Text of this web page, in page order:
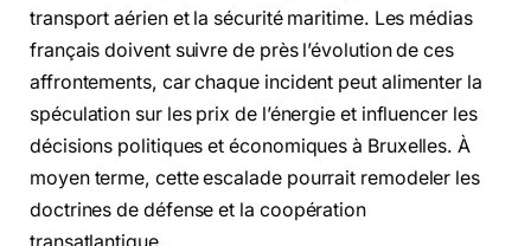
transport aérien et la sécurité maritime. Les médias
français doivent suivre de près l’évolution de ces
affrontements, car chaque incident peut alimenter la
spéculation sur les prix de l’énergie et influencer les
décisions politiques et économiques à Bruxelles. À
moyen terme, cette escalade pourrait remodeler les
doctrines de défense et la coopération